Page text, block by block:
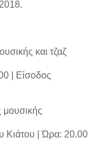
και τζαζ
| Είσοδος
μουσικής
Κιάτου | Ώρα: 20.00